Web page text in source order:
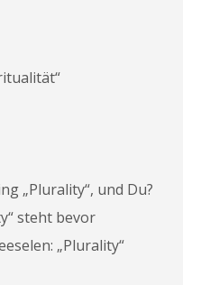
„Plurality“, und Du?
steht bevor
„Plurality“